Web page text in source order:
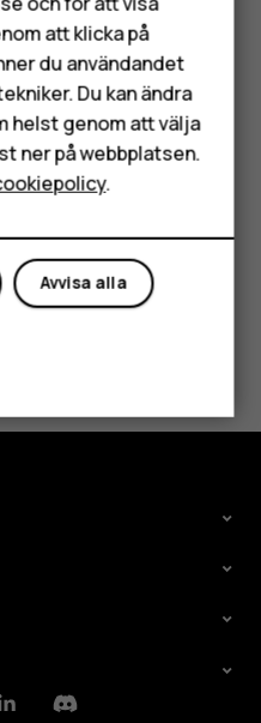
Din positionoch söker efter
navigeringen.
med uppskattad
vägbeskrivningar
nederkant.
Discord
att klicka på
du användandet
Du kan ändra
helst genom att välja
ner på webbplatsen.
.
Avvisa alla